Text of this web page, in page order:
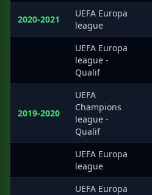
2020-2021
UEFA Europa
league
UEFA Europa
league -
Qualif
2019-2020
UEFA
Champions
league -
Qualif
UEFA Europa
league
UEFA Europa